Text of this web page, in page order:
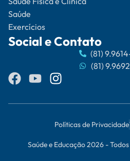
Saúde
Exercícios
Social e Contato
(81)
(81)
Políticas de Privacidade
Saúde e Educação 2026 -